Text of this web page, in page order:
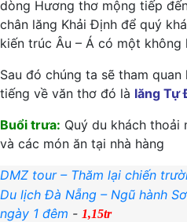
dòng Hương thơ mộng tiếp
chân lăng Khải Định để quý
kiến trúc Âu – Á có một không
Sau đó chúng ta sẽ tham
tiếng về văn thơ đó là lăng Tự
Buổi trưa: Quý du khách
và các món ăn tại nhà hàng
DMZ tour – Thăm lại chiến
Du lịch Đà Nẵng – Ngũ hành
ngày 1 đêm - 1,15tr